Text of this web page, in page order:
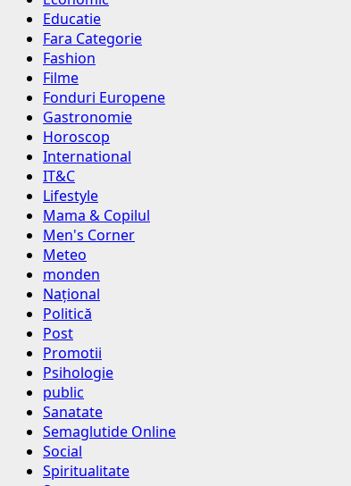
Educatie
Fara Categorie
Fashion
Filme
Fonduri Europene
Gastronomie
Horoscop
International
IT&C
Lifestyle
Mama & Copilul
Men's Corner
Meteo
monden
Național
Politică
Post
Promotii
Psihologie
public
Sanatate
Semaglutide Online
Social
Spiritualitate